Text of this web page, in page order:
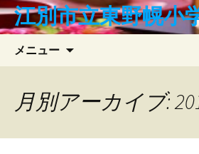
コ
ン 江別市立東野幌小
メニュー
月別アーカイブ: